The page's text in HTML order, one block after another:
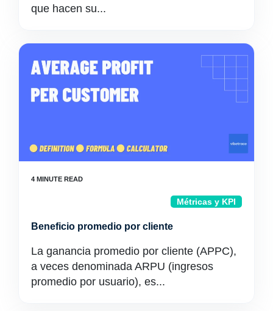
que hacen su...
Métricas y KPI
Beneficio promedio por cliente
La ganancia promedio por cliente (APPC),
a veces denominada ARPU (ingresos
promedio por usuario), es...